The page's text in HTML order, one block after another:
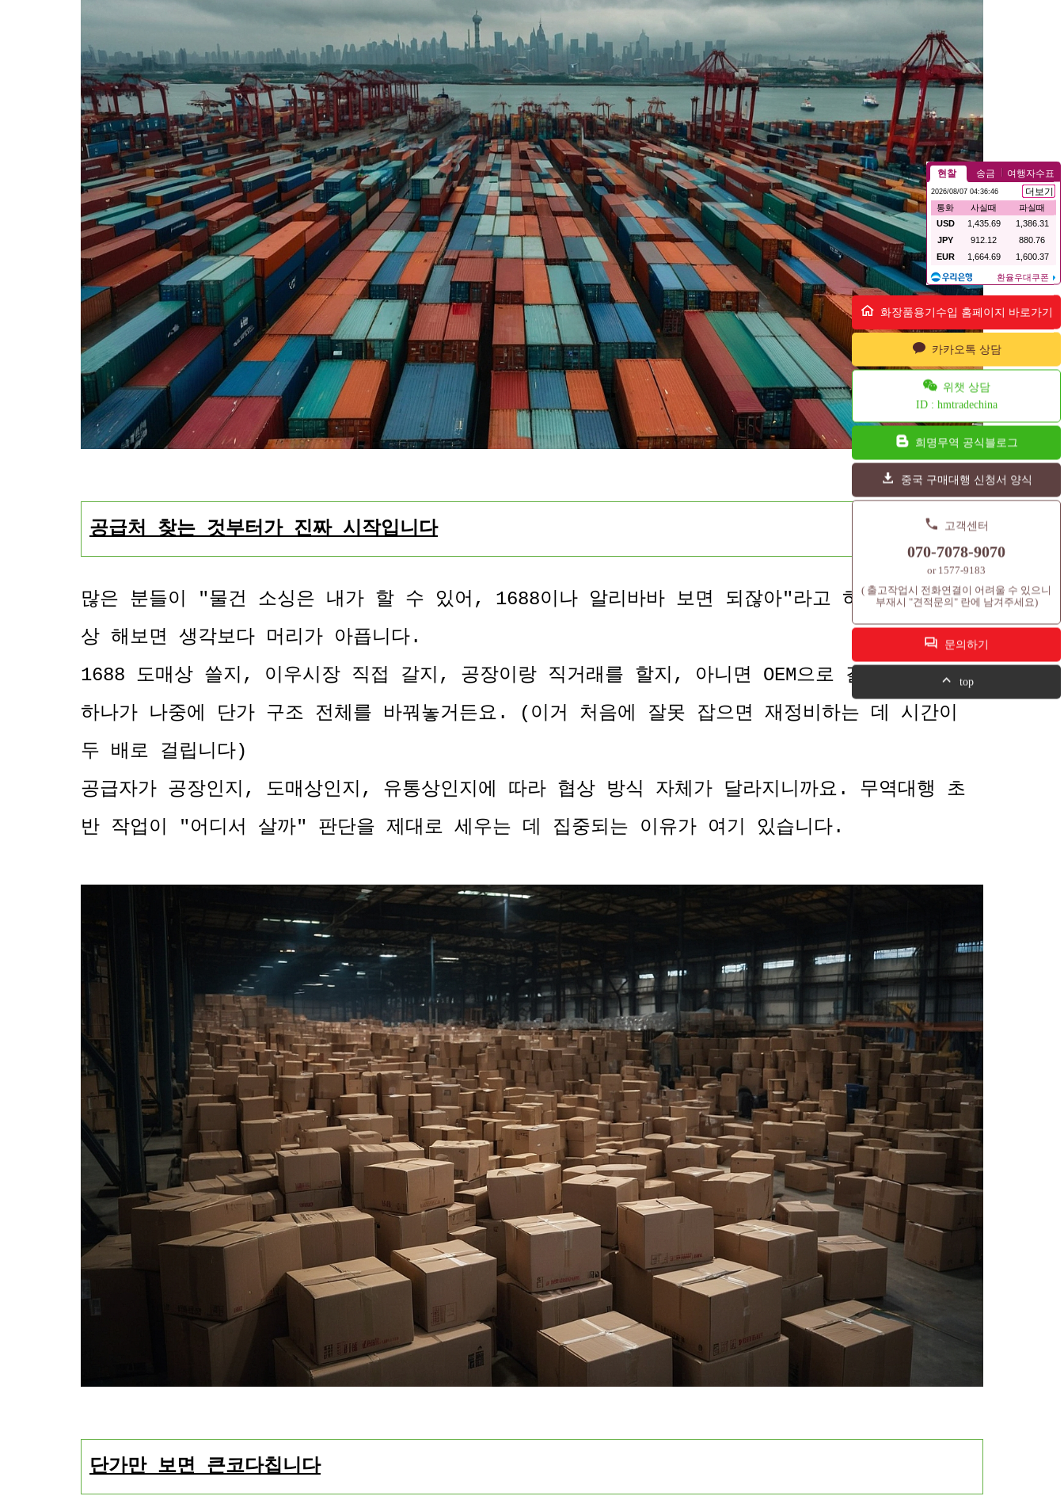
화장품용기수입 홈페이지 바로가기
카카오톡 상담
위챗 상담
ID : hmtradechina
희명무역 공식블로그
중국 구매대행 신청서 양식
고객센터
070-7078-9070
or 1577-9183
( 출고작업시 전화연결이 어려울 수 있으니
부재시 "견적문의" 란에 남겨주세요)
문의하기
top
공급처 찾는 것부터가 진짜 시작입니다
많은 분들이 "물건 소싱은 내가 할 수 있어, 1688이나 알리바바 보면 되잖아"라고 하시는데요. 막
상 해보면 생각보다 머리가 아픕니다.
1688 도매상 쓸지, 이우시장 직접 갈지, 공장이랑 직거래를 할지, 아니면 OEM으로 갈지. 이 판단
하나가 나중에 단가 구조 전체를 바꿔놓거든요. (이거 처음에 잘못 잡으면 재정비하는 데 시간이
두 배로 걸립니다)
공급자가 공장인지, 도매상인지, 유통상인지에 따라 협상 방식 자체가 달라지니까요. 무역대행 초
반 작업이 "어디서 살까" 판단을 제대로 세우는 데 집중되는 이유가 여기 있습니다.
단가만 보면 큰코다칩니다